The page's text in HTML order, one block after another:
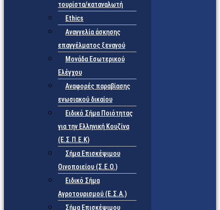
τουρίστα/καταναλωτή
Ethics
Αναγγελία άσκησης
επαγγέλματος ξεναγού
Μονάδα Εσωτερικού
Ελέγχου
Αναφορές παραβίασης
ενωσιακού δικαίου
Ειδικό Σήμα Ποιότητας
για την Ελληνική Κουζίνα
(Ε.Σ.Π.Ε.Κ)
Σήμα Επισκέψιμου
Οινοποιείου (Σ.Ε.Ο.)
Ειδικό Σήμα
Αγροτουρισμού (Ε.Σ.Α.)
Σήμα Επισκέψιμου